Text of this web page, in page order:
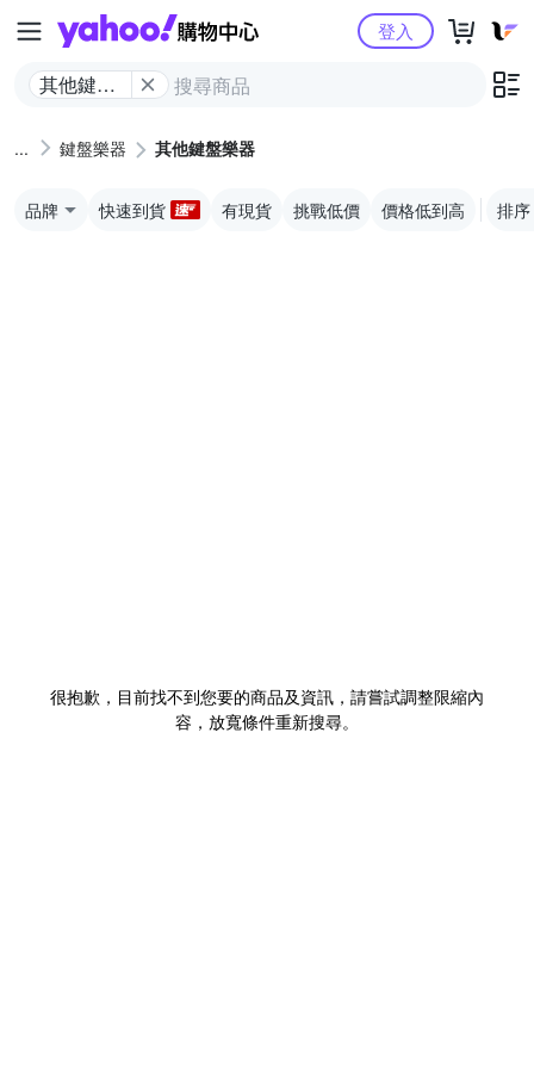
Yahoo購物中心
其他鍵盤
登入
鍵盤樂器 其他鍵盤樂器
品牌 快速到貨 有現貨 挑戰低價 價格低到高 排序
很抱歉，目前找不到您要的商品及資訊，請嘗試調整限縮內
容，放寬條件重新搜尋。